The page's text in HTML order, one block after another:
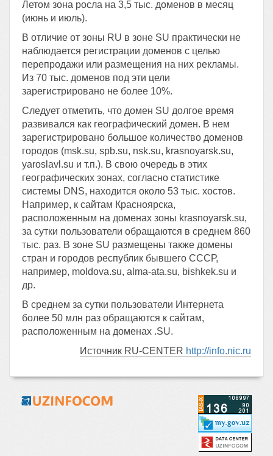
Летом зона росла на 3,5 тыс. доменов в месяц
(июнь и июль).
В отличие от зоны RU в зоне SU практически не
наблюдается регистрации доменов с целью
перепродажи или размещения на них рекламы.
Из 70 тыс. доменов под эти цели
зарегистрировано не более 10%.
Следует отметить, что домен SU долгое время
развивался как географический домен. В нем
зарегистрировано большое количество доменов
городов (msk.su, spb.su, nsk.su, krasnoyarsk.su,
yaroslavl.su и т.п.). В свою очередь в этих
географических зонах, согласно статистике
системы DNS, находится около 53 тыс. хостов.
Например, к сайтам Красноярска,
расположенным на доменах зоны krasnoyarsk.su,
за сутки пользователи обращаются в среднем 860
тыс. раз. В зоне SU размещены также домены
стран и городов республик бывшего СССР,
например, moldova.su, alma-ata.su, bishkek.su и
др.
В среднем за сутки пользователи Интернета
более 50 млн раз обращаются к сайтам,
расположенным на доменах .SU.
Источник RU-CENTER http://info.nic.ru